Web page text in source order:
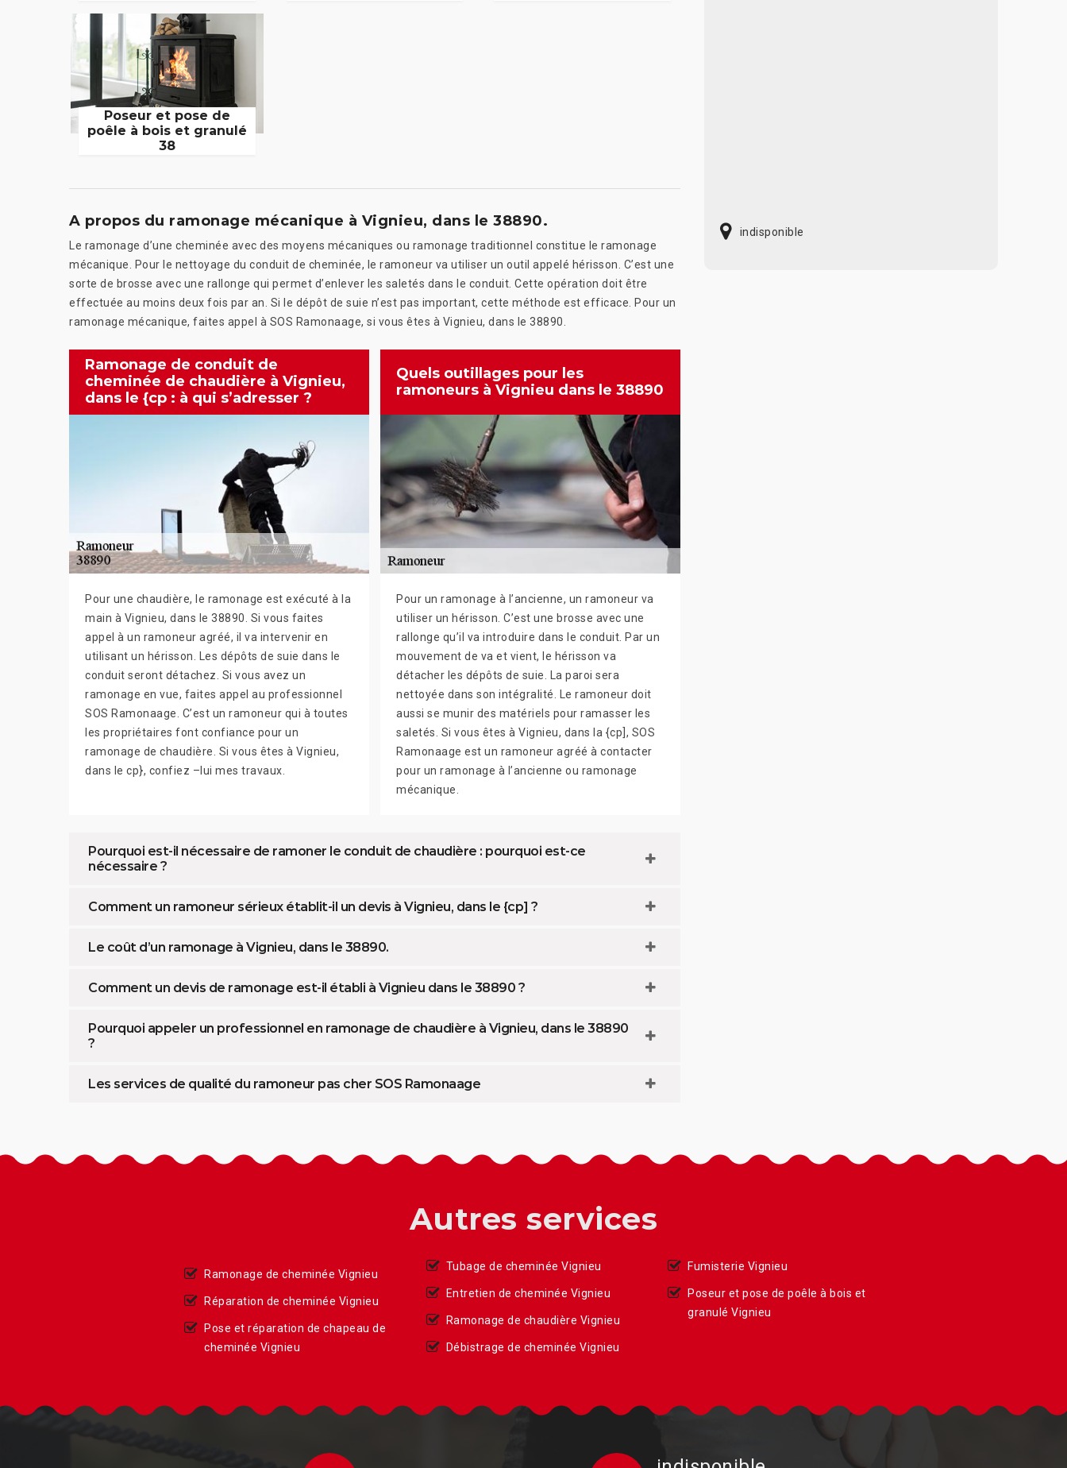
Poseur et pose de
poêle à bois et granulé
38
A propos du ramonage mécanique à Vignieu, dans le 38890.
Le ramonage d’une cheminée avec des moyens mécaniques ou ramonage traditionnel constitue le ramonage
mécanique. Pour le nettoyage du conduit de cheminée, le ramoneur va utiliser un outil appelé hérisson. C’est une
sorte de brosse avec une rallonge qui permet d’enlever les saletés dans le conduit. Cette opération doit être
effectuée au moins deux fois par an. Si le dépôt de suie n’est pas important, cette méthode est efficace. Pour un
ramonage mécanique, faites appel à SOS Ramonaage, si vous êtes à Vignieu, dans le 38890.
Ramonage de conduit de
cheminée de chaudière à Vignieu,
dans le {cp : à qui s’adresser ?
Pour une chaudière, le ramonage est exécuté à la
main à Vignieu, dans le 38890. Si vous faites
appel à un ramoneur agréé, il va intervenir en
utilisant un hérisson. Les dépôts de suie dans le
conduit seront détachez. Si vous avez un
ramonage en vue, faites appel au professionnel
SOS Ramonaage. C’est un ramoneur qui à toutes
les propriétaires font confiance pour un
ramonage de chaudière. Si vous êtes à Vignieu,
dans le cp}, confiez –lui mes travaux.
Quels outillages pour les
ramoneurs à Vignieu dans le 38890
Pour un ramonage à l’ancienne, un ramoneur va
utiliser un hérisson. C’est une brosse avec une
rallonge qu’il va introduire dans le conduit. Par un
mouvement de va et vient, le hérisson va
détacher les dépôts de suie. La paroi sera
nettoyée dans son intégralité. Le ramoneur doit
aussi se munir des matériels pour ramasser les
saletés. Si vous êtes à Vignieu, dans la {cp], SOS
Ramonaage est un ramoneur agréé à contacter
pour un ramonage à l’ancienne ou ramonage
mécanique.
Pourquoi est-il nécessaire de ramoner le conduit de chaudière : pourquoi est-ce
nécessaire ?
Comment un ramoneur sérieux établit-il un devis à Vignieu, dans le {cp] ?
Le coût d’un ramonage à Vignieu, dans le 38890.
Comment un devis de ramonage est-il établi à Vignieu dans le 38890 ?
Pourquoi appeler un professionnel en ramonage de chaudière à Vignieu, dans le 38890
?
Les services de qualité du ramoneur pas cher SOS Ramonaage
indisponible
Autres services
Ramonage de cheminée Vignieu
Réparation de cheminée Vignieu
Pose et réparation de chapeau de
cheminée Vignieu
Tubage de cheminée Vignieu
Entretien de cheminée Vignieu
Ramonage de chaudière Vignieu
Débistrage de cheminée Vignieu
Fumisterie Vignieu
Poseur et pose de poêle à bois et
granulé Vignieu